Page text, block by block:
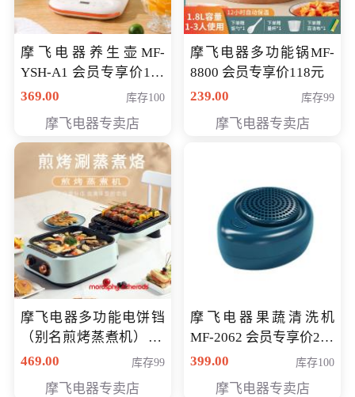
摩飞电器养生壶MF-
YSH-A1 会员专享价198
元
369.00 库存100
摩飞电器专卖店
摩飞电器多功能锅MF-
8800 会员专享价118元
239.00
库存99
摩飞电器专卖店
摩飞电器多功能电饼铛
（别名煎烤蒸煮机） 型
号MF-8888B 会员专享
469.00 库存99
摩飞电器专卖店
摩飞电器果蔬清洗机
MF-2062 会员专享价268
元
399.00 库存100
摩飞电器专卖店